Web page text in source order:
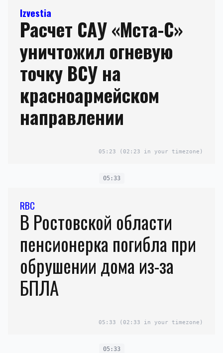
Izvestia
Расчет САУ «Мста-С»
уничтожил огневую
точку ВСУ на
красноармейском
направлении
05:23 (02:23 in your timezone)
05:33
RBC
В Ростовской области
пенсионерка погибла при
обрушении дома из-за
БПЛА
05:33 (02:33 in your timezone)
05:33